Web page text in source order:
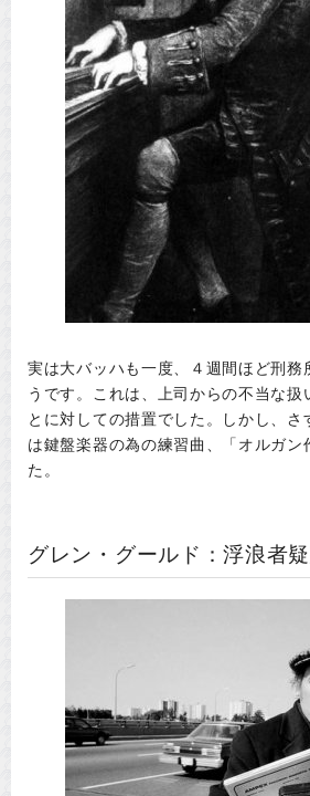
実は大バッハも一度、４週間ほど刑務
うです。これは、上司からの不当な扱
とに対しての措置でした。しかし、さ
は鍵盤楽器の為の練習曲、「オルガン
た。
グレン・グールド：浮浪者